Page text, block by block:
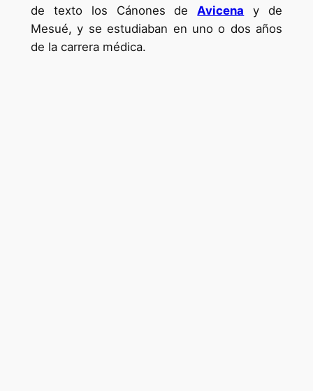
de texto los Cánones deAvicena y de
Mesué, y se estudiaban en uno o dos años
de la carrera médica.